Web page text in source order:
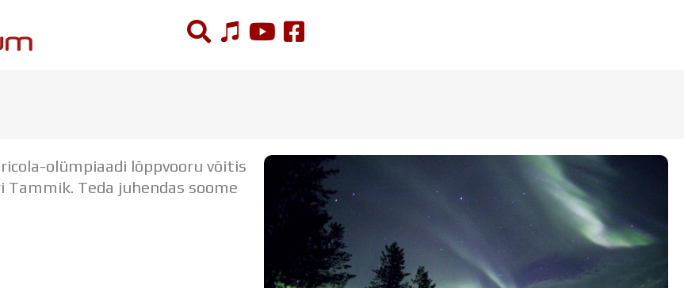
Aastaplaan
Õppekava
Dokumendid
Uudised
Lapsevanemale
Vilistlastele
Toitlustamine
olümpiaadi lõppvooru võitis
Teda juhendas soome